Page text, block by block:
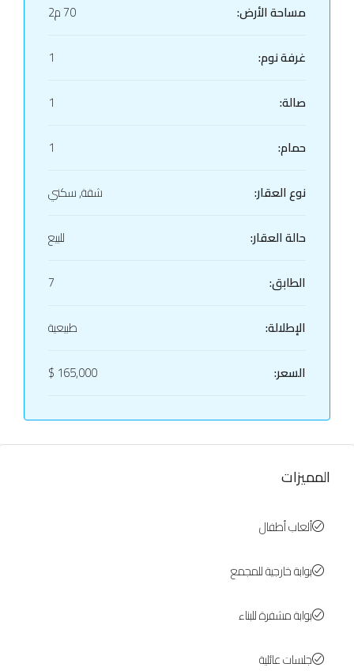
مساحة الأرض:
70 م2
غرفة نوم:
1
صالة:
1
حمام:
1
نوع العقار:
شقة, سكني
حالة العقار:
للبيع
الطابق:
7
الإطلالة:
طبيعية
السعر:
165,000 $
المميزات
ألعاب أطفال
بوابة خارجية للمجمع
بوابة مشفرة للبناء
جلسات عائلية